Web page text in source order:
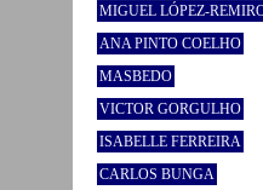
MIGUEL LÓPEZ-
ANA PINTO COELHO
MASBEDO
VICTOR GORGULHO
ISABELLE FERREIRA
CARLOS BUNGA